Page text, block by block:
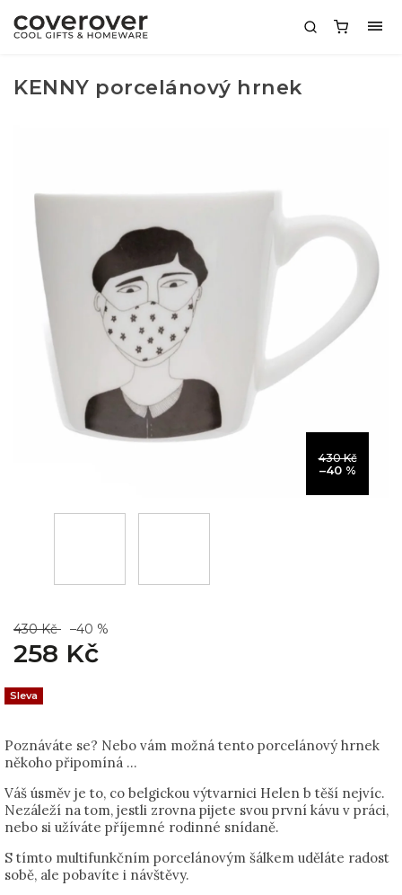
KENNY porcelánový hrnek
430 Kč
–40 %
430 Kč –40 %
258 Kč
Poznáváte se? Nebo vám možná tento porcelánový hrnek
někoho připomíná ...
Váš úsměv je to, co belgickou výtvarnici Helen b těší nejvíc.
Nezáleží na tom, jestli zrovna pijete svou první kávu v práci,
nebo si užíváte příjemné rodinné snídaně.
S tímto multifunkčním porcelánovým šálkem uděláte radost
sobě, ale pobavíte i návštěvy.
Sleva